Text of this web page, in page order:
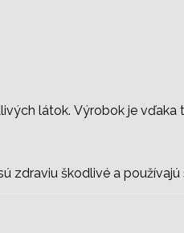
látok. Výrobok je
zdraviu škodlivé a